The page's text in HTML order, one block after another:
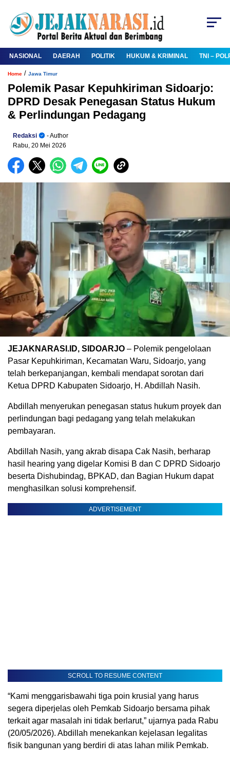
NASIONAL DAERAH POLITIK HUKUM & KRIMINAL TNI –
Home / Jawa Timur
Polemik Pasar Kepuhkiriman Sidoarjo:
DPRD Desak Penegasan Status Hukum
& Perlindungan Pedagang
Redaksi
- Author
Rabu, 20 Mei 2026
JEJAKNARASI.ID, SIDOARJO – Polemik pengelolaan
Pasar Kepuhkiriman, Kecamatan Waru, Sidoarjo, yang
telah berkepanjangan, kembali mendapat sorotan dari
Ketua DPRD Kabupaten Sidoarjo, H. Abdillah Nasih.
Abdillah menyerukan penegasan status hukum proyek dan
perlindungan bagi pedagang yang telah melakukan
pembayaran.
Abdillah Nasih, yang akrab disapa Cak Nasih, berharap
hasil hearing yang digelar Komisi B dan C DPRD Sidoarjo
beserta Dishubindag, BPKAD, dan Bagian Hukum dapat
menghasilkan solusi komprehensif.
ADVERTISEMENT
SCROLL TO RESUME CONTENT
“Kami menggarisbawahi tiga poin krusial yang harus
segera diperjelas oleh Pemkab Sidoarjo bersama pihak
terkait agar masalah ini tidak berlarut,” ujarnya pada Rabu
(20/05/2026). Abdillah menekankan kejelasan legalitas
fisik bangunan yang berdiri di atas lahan milik Pemkab.